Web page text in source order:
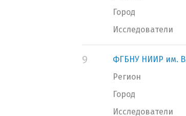
Город
Исследователи
9
ФГБНУ НИИР им.
Регион
Город
Исследователи